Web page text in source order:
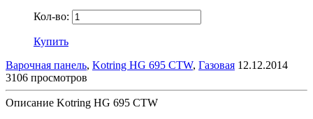
Кол-во:
Купить
Варочная панель, Kotring HG 695 CTW, Газовая 12.12.2014
3106 просмотров
Описание Kotring HG 695 CTW